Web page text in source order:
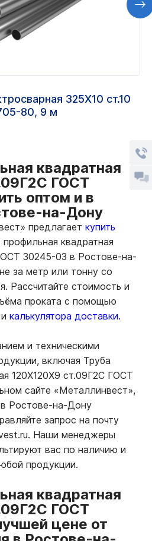
325Х10 ст.10
80, 9 м
квадратная
ГОСТ
оптом и в
на-Дону
предлагает купить
профильная квадратная
30245-03 в Ростове-на-
за метр или тонну со
Рассчитайте стоимость и
проката с помощью
и калькулятора доставки.
и техническими
включая Труба
120Х120Х9 ст.09Г2С ГОСТ
сайте «Металлинвест»,
Ростове-на-Дону
запрос на почту
Наши менеджеры
вас по наличию и
продукции.
квадратная
ГОСТ
цене от